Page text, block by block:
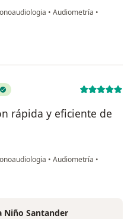
• Audiometría •
rápida y eficiente de
• Audiometría •
Niño Santander